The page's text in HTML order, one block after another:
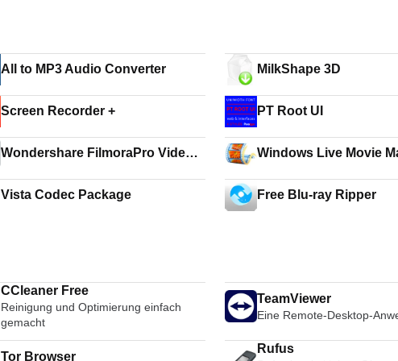
All to MP3 Audio Converter MilkShape 3D
Screen Recorder + PT Root UI
Wondershare FilmoraPro Video
Windows Live Movie
Vista Codec Package Free Blu-ray Ripper
CCleaner Free
Reinigung und Optimierung einfach
gemacht
TeamViewer
Eine Remote-Desktop-
Tor Browser
Rufus